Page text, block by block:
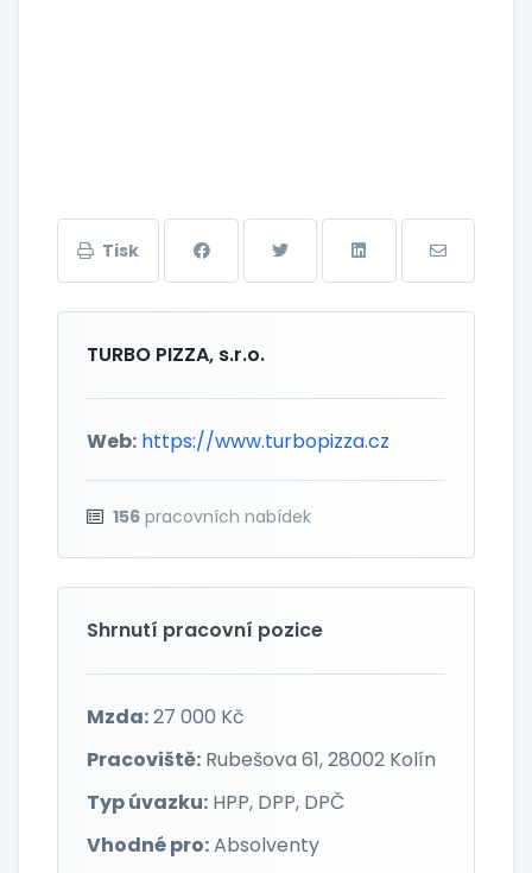
Tisk
TURBO PIZZA, s.r.o.
Web: https://www.turbopizza.cz
156 pracovních nabídek
Shrnutí pracovní pozice
Mzda:27 000 Kč
Pracoviště: Rubešova 61, 28002 Kolín
Typ úvazku: HPP, DPP, DPČ
Vhodné pro:Absolventy